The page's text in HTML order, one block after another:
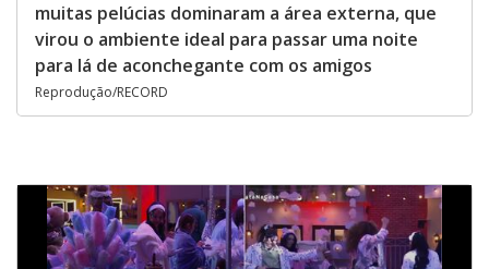
muitas pelúcias dominaram a área externa, que
virou o ambiente ideal para passar uma noite
para lá de aconchegante com os amigos
Reprodução/RECORD